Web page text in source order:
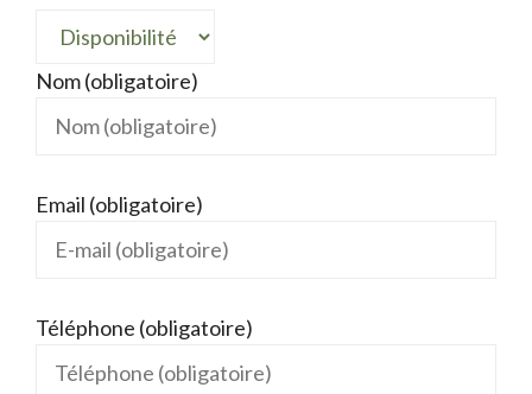
Nom (obligatoire)
Email (obligatoire)
Téléphone (obligatoire)